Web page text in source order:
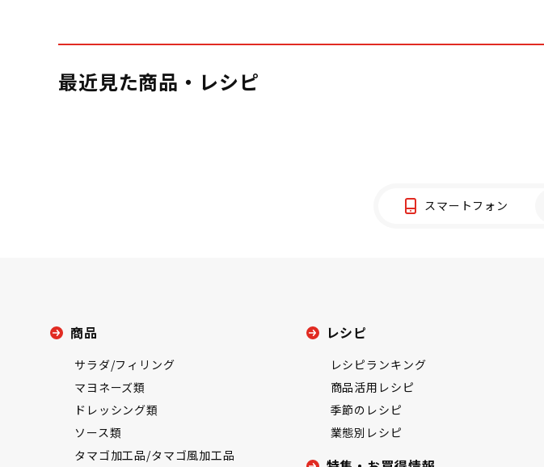
最近見た商品・レシピ
スマートフォン
商品
サラダ/フィリング
マヨネーズ類
ドレッシング類
ソース類
タマゴ加工品/タマゴ風加工品
レシピ
レシピランキング
商品活用レシピ
季節のレシピ
業態別レシピ